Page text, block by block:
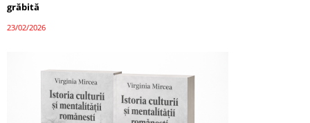
grăbită
23/02/2026